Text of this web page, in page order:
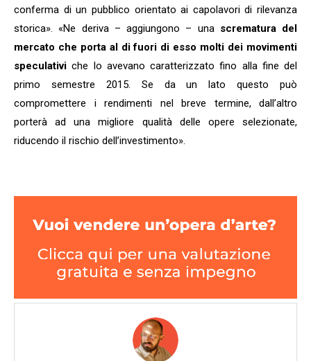
conferma di un pubblico orientato ai capolavori di rilevanza
storica». «Ne deriva – aggiungono – una scrematura del
mercato che porta al di fuori di esso molti dei movimenti
speculativi che lo avevano caratterizzato fino alla fine del
primo semestre 2015. Se da un lato questo può
compromettere i rendimenti nel breve termine, dall’altro
porterà ad una migliore qualità delle opere selezionate,
riducendo il rischio dell’investimento».